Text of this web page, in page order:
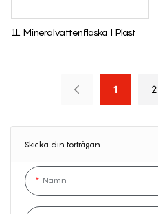
Skicka din förfrågan
Namn
1L Mineralvattenflaska I Plast
1 2